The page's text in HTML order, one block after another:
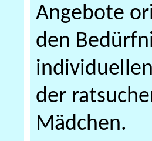
Angebote
den
der
Mädchen.